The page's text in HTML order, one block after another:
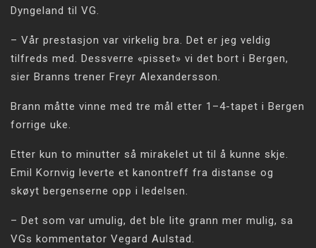
Dyngeland til VG.
– Vår prestasjon var virkelig bra. Det er jeg veldig
tilfreds med. Dessverre «pisset» vi det bort i Bergen,
sier Branns trener Freyr Alexandersson.
Brann måtte vinne med tre mål etter 1–4-tapet i Bergen
forrige uke.
Etter kun to minutter så mirakelet ut til å kunne skje.
Emil Kornvig leverte et kanontreff fra distanse og
skøyt bergenserne opp i ledelsen.
– Det som var umulig, det ble lite grann mer mulig, sa
VGs kommentator Vegard Aulstad.